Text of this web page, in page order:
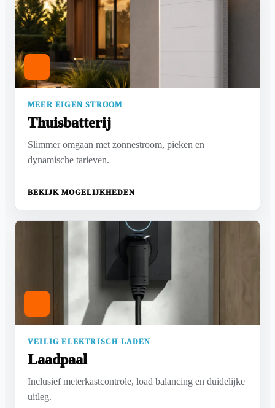
MEER EIGEN STROOM
Thuisbatterij
Slimmer omgaan met zonnestroom, pieken en
dynamische tarieven.
BEKIJK MOGELIJKHEDEN
VEILIG ELEKTRISCH LADEN
Laadpaal
Inclusief meterkastcontrole, load balancing en duidelijke
uitleg.